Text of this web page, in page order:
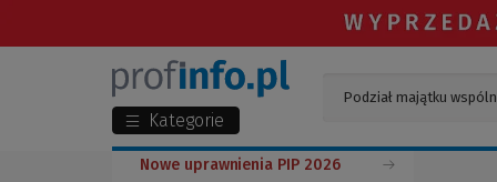
Kategorie
Nowe uprawnienia PIP 2026